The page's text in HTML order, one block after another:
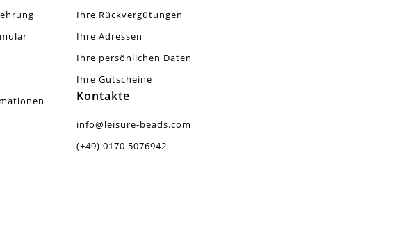
Ihre Rückvergütungen
Ihre Adressen
Ihre persönlichen Daten
Ihre Gutscheine
Kontakte
info@leisure-beads.com
(+49) 0170 5076942